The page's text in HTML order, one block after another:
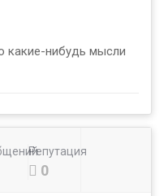
какие-нибудь мысли
Репутация
0